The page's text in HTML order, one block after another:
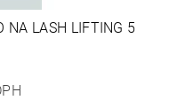
NA LASH LIFTING 5